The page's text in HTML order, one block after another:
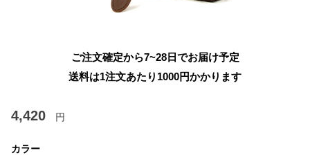
ご注文確定から7~28日でお届け予定
送料は1注文あたり 1000円かかります
4,420 円
カラー